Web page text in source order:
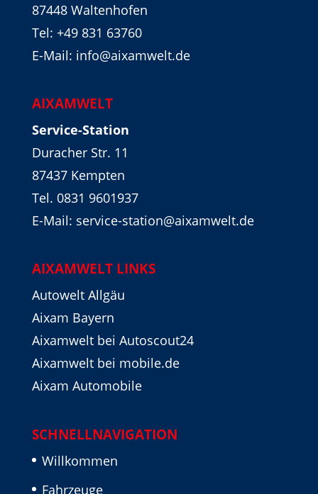
87448 Waltenhofen
Tel: +49 831 63760
E-Mail: info@aixamwelt.de
AIXAMWELT
Service-Station
Duracher Str. 11
87437 Kempten
Tel. 0831 9601937
E-Mail: service-station@aixamwelt.de
AIXAMWELT LINKS
Autowelt Allgäu
Aixam Bayern
Aixamwelt bei Autoscout24
Aixamwelt bei mobile.de
Aixam Automobile
SCHNELLNAVIGATION
Willkommen
Fahrzeuge